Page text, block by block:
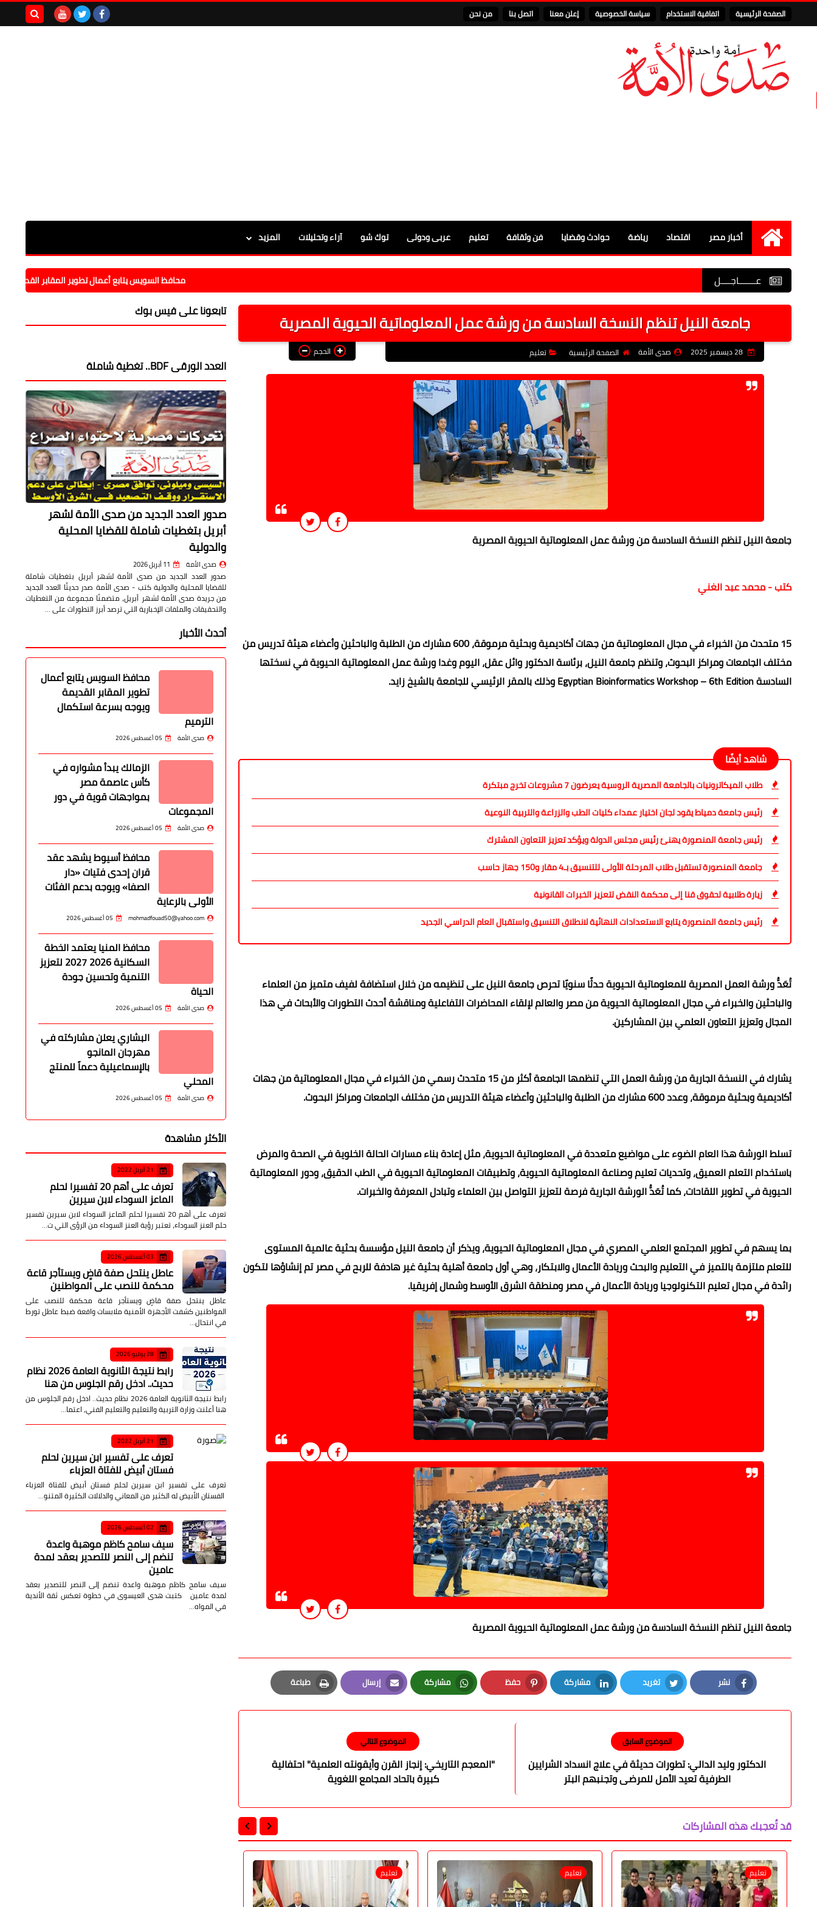
الصفحة الرئيسية اتفاقية الاستخدام سياسة الخصوصية إعلن معنا اتصل بنا من نحن
الرئيسية
أخبار مصر اقتصاد رياضة حوادث وقضايا فن وثقافة تعليم عربى ودولى توك شو آراء وتحليلات المزيد
عـــــــاجــــل محافظ السويس يتابع أعمال تطوير المقابر القديمة ويوجه بسرعة
جامعة النيل تنظم النسخة السادسة من ورشة عمل المعلوماتية الحيوية المصرية
28 ديسمبر 2025 صدى الأمة الصفحة الرئيسية تعليم الحجم
جامعة النيل تنظم النسخة السادسة من ورشة عمل المعلوماتية الحيوية المصرية
كتب - محمد عبد الغني
15 متحدث من الخبراء في مجال المعلوماتية من جهات أكاديمية وبحثية مرموقة، 600 مشارك من الطلبة والباحثين وأعضاء هيئة تدريس من
مختلف الجامعات ومراكز البحوث، وتنظمجامعة النيل، برئاسة الدكتور وائل عقل، اليوم وغدا ورشة عمل المعلوماتية الحيوية في نسختها
السادسة Egyptian Bioinformatics Workshop – 6th Edition وذلك بالمقر الرئيسي للجامعة بالشيخ زايد.
شاهد أيضًا
طلاب الميكاترونيات بالجامعة المصرية الروسية يعرضون 7 مشروعات تخرج مبتكرة
رئيس جامعة دمياط يقود لجان اختيار عمداء كليات الطب والزراعة والتربية النوعية
رئيس جامعة المنصورة يهنئ رئيس مجلس الدولة ويؤكد تعزيز التعاون المشترك
جامعة المنصورة تستقبل طلاب المرحلة الأولى للتنسيق بـ4 مقار و150 جهاز حاسب
زيارة طلابية لحقوق قنا إلى محكمة النقض لتعزيز الخبرات القانونية
رئيس جامعة المنصورة يتابع الاستعدادات النهائية لانطلاق التنسيق واستقبال العام الدراسي الجديد
تُعَدُّ ورشة العمل المصرية للمعلوماتية الحيوية حدثًا سنويًا تحرص جامعة النيل على تنظيمه من خلال استضافة لفيف متميز من العلماء
والباحثين والخبراء في مجال المعلوماتية الحيوية من مصر والعالم لإلقاء المحاضرات التفاعلية ومناقشة أحدث التطورات والأبحاث في هذا
المجال وتعزيز التعاون العلمي بين المشاركين.
يشارك في النسخة الجارية من ورشة العمل التي تنظمها الجامعة أكثر من 15 متحدث رسمي من الخبراء في مجال المعلوماتية من جهات
أكاديمية وبحثية مرموقة، وعدد 600 مشارك من الطلبة والباحثين وأعضاء هيئة التدريس من مختلف الجامعات ومراكز البحوث.
تسلط الورشة هذا العام الضوء على مواضيع متعددة في المعلوماتية الحيوية، مثل إعادة بناء مسارات الحالة الخلوية في الصحة والمرض
باستخدام التعلم العميق، وتحديات تعليم وصناعة المعلوماتية الحيوية، وتطبيقات المعلوماتية الحيوية في الطب الدقيق، ودور المعلوماتية
الحيوية في تطوير اللقاحات، كما تُعَدُّ الورشة الجارية فرصة لتعزيز التواصل بين العلماء وتبادل المعرفة والخبرات.
بما يسهم في تطوير المجتمع العلمي المصري في مجال المعلوماتية الحيوية، ويذكر أن جامعة النيل مؤسسة بحثية عالمية المستوى
للتعلم ملتزمة بالتميز في التعليم والبحث وريادة الأعمال والابتكار، وهي أول جامعة أهلية بحثية غير هادفة للربح في مصر تم إنشاؤها لتكون
رائدة في مجال تعليم التكنولوجيا وريادة الأعمال في مصر ومنطقة الشرق الأوسط وشمال إفريقيا.
جامعة النيل تنظم النسخة السادسة من ورشة عمل المعلوماتية الحيوية المصرية
نشر
Facebook
تغريد
Twitter
مشاركة
LinkedIn
حفظ
Pinterest
مشاركة
Whatsapp
إرسال
Email
طباعة
Print
الموضوع التالي
"المعجم التاريخي: إنجاز القرن وأيقونته العلمية" احتفالية
كبيرة باتحاد المجامع اللغوية
الموضوع السابق
الدكتور وليد الدالي: تطورات حديثة في علاج انسداد الشرايين
الطرفية تعيد الأمل للمرضى وتجنبهم البتر
قد تُعجبك هذه المشاركات
تعليم تعليم تعليم
تابعونا على فيس بوك
العدد الورقى BDF.. تغطية شاملة
صدور العدد الجديد من صدى الأمة لشهر
أبريل بتغطيات شاملة للقضايا المحلية
والدولية
صدى الأمة 11 أبريل 2026
صدور العدد الجديد من صدى الأمة لشهر أبريل بتغطيات شاملة
للقضايا المحلية والدولية كتب - صدى الأمة صدر حديثًا العدد الجديد
من جريدة صدى الأمة لشهر أبريل، متضمنًا مجموعة من التغطيات
والتحقيقات والملفات الإخبارية التي ترصد أبرز التطورات على …
أحدث الأخبار
محافظ السويس يتابع أعمال
تطوير المقابر القديمة
ويوجه بسرعة استكمال
الترميم
صدى الأمة 05 أغسطس 2026
الزمالك يبدأ مشواره في
كأس عاصمة مصر
بمواجهات قوية في دور
المجموعات
صدى الأمة 05 أغسطس 2026
محافظ أسيوط يشهد عقد
قران إحدى فتيات «دار
الصفا» ويوجه بدعم الفئات
الأولى بالرعاية
mohmadfouad50@yahoo.com 05 أغسطس 2026
محافظ المنيا يعتمد الخطة
السكانية 2026 2027 لتعزيز
التنمية وتحسين جودة
الحياة
صدى الأمة 05 أغسطس 2026
البشاري يعلن مشاركته في
مهرجان المانجو
بالإسماعيلية دعماً للمنتج
المحلي
صدى الأمة 05 أغسطس 2026
الأكثر مشاهدة
21 أبريل 2022
تعرف على أهم 20 تفسيرا لحلم
الماعز السوداء لابن سيرين
تعرف على أهم 20 تفسيرا لحلم الماعز السوداء لابن سيرين تفسير
حلم العنز السوداء، تعتبر رؤية العنز السوداء من الرؤى التي ت…
03 أغسطس 2026
عاطل ينتحل صفة قاضٍ ويستأجر قاعة
محكمة للنصب على المواطنين
عاطل ينتحل صفة قاضٍ ويستأجر قاعة محكمة للنصب على
المواطنين كشفت الأجهزة الأمنية ملابسات واقعة ضبط عاطل تورط
في انتحال…
28 يوليو 2026
رابط نتيجة الثانوية العامة 2026 نظام
حديث.. ادخل رقم الجلوس من هنا
رابط نتيجة الثانوية العامة 2026 نظام حديث.. ادخل رقم الجلوس من
هنا أعلنت وزارة التربية والتعليم والتعليم الفني، اعتما…
21 أبريل 2022
تعرف على تفسير ابن سيرين لحلم
فستان أبيض للفتاة العزباء
تعرف على تفسير ابن سيرين لحلم فستان أبيض للفتاة العزباء
الفستان الأبيض له الكثير من المعاني والدلالات الكثيرة المتنو…
02 أغسطس 2026
سيف سامح كاظم موهبة واعدة
تنضم إلى النصر للتصدير بعقد لمدة
عامين
سيف سامح كاظم موهبة واعدة تنضم إلى النصر للتصدير بعقد
لمدة عامين كتبت هدى العيسوى في خطوة تعكس ثقة الأندية
في المواه…